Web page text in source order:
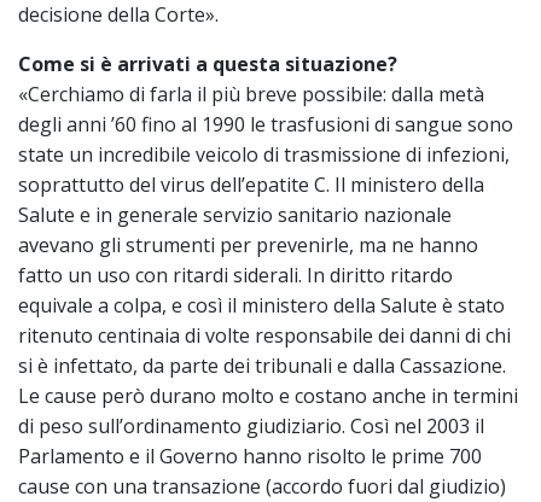
decisione della Corte».
Come si è arrivati a questa situazione?
«Cerchiamo di farla il più breve possibile: dalla metà
degli anni ’60 fino al 1990 le trasfusioni di sangue sono
state un incredibile veicolo di trasmissione di infezioni,
soprattutto del virus dell’epatite C. Il ministero della
Salute e in generale servizio sanitario nazionale
avevano gli strumenti per prevenirle, ma ne hanno
fatto un uso con ritardi siderali. In diritto ritardo
equivale a colpa, e così il ministero della Salute è stato
ritenuto centinaia di volte responsabile dei danni di chi
si è infettato, da parte dei tribunali e dalla Cassazione.
Le cause però durano molto e costano anche in termini
di peso sull’ordinamento giudiziario. Così nel 2003 il
Parlamento e il Governo hanno risolto le prime 700
cause con una transazione (accordo fuori dal giudizio)